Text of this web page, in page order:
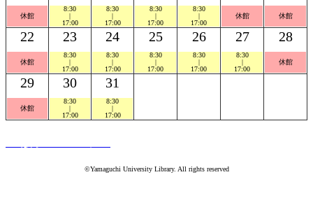
休館
8:30
|
17:00
8:30
|
17:00
8:30
|
17:00
8:30
|
17:00
休館 休館
22
休館
23
8:30
|
17:00
24
8:30
|
17:00
25
8:30
|
17:00
26
8:30
|
17:00
27
8:30
|
17:00
28
休館
29
休館
30
8:30
|
17:00
31
8:30
|
17:00
©Yamaguchi University Library. All rights reserved